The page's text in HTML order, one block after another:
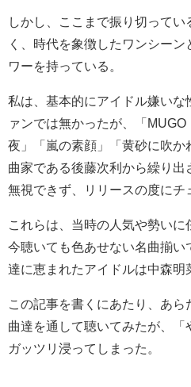
しかし、ここまで振り切ってい
く、時代を象徴したワンシー
ワーを持っている。
私は、基本的にアイドル嫌いな
ァンでは無かったが、「
夜」「嵐の素顔」「黄砂に吹か
曲家である後藤次利から繰り出
無視できず、リリースの度にチ
これらは、当時の人気や勢いに
今聴いても色あせない名曲揃い
達に恵まれたアイドルは中森明
この記事を書くにあたり、あ
曲達を通して聴いてみたが、「
ガッツリ浸ってしまった。